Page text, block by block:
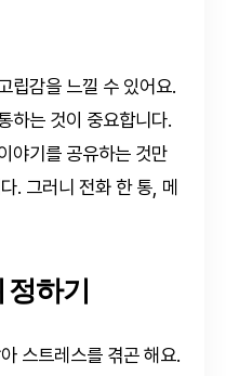
립감을 느낄 수 있어요.
하는 것이 중요합니다.
야기를 공유하는 것만
. 그러니 전화 한 통, 메
정하기
스트레스를 겪곤 해요.